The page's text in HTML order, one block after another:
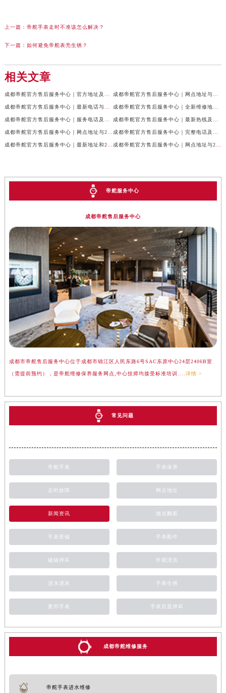
上一篇： 帝舵手表走时不准该怎么解决？
下一篇： 如何避免帝舵表壳生锈？
相关文章
帝舵服务中心
成都帝舵售后服务中心
成都市帝舵售后服务中心位于成都市锦江区人民东路6号SAC东原中心24层2406B室
（需提前预约），是帝舵维修保养服务网点,中心技师均接受标准培训.... 详情 >
常见问题
帝舵手表 手表保养
走时故障 网点地址
新闻资讯 抛光翻新
手表受磁 手表配件
磕碰摔坏 外观清洗
进水进灰 手表生锈
萧邦手表 手表后盖摔坏
成都帝舵维修服务
帝舵手表进水维修